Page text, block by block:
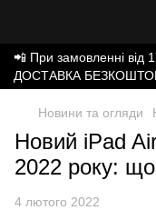
📲 При замовленні від
ДОСТАВКА
Новини та огляди
Новий iPad
2022 року:
4 лютого 2022